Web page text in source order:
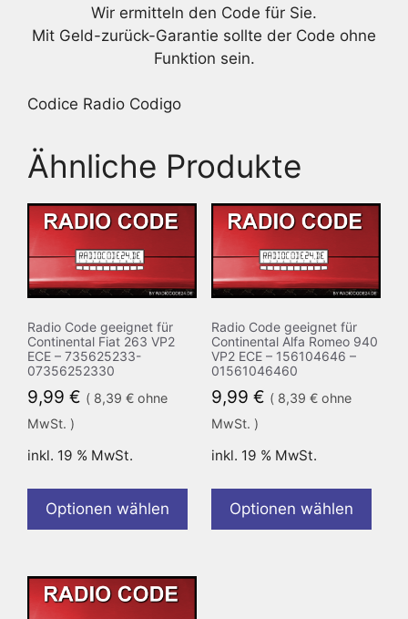
Wir ermitteln den Code für Sie.
Mit Geld-zurück-Garantie sollte der Code ohne
Funktion sein.
Codice Radio Codigo
Ähnliche Produkte
Radio Code geeignet für
Continental Fiat 263 VP2
ECE – 735625233-
07356252330
9,99 € ( 8,39 € ohne
MwSt. )
inkl. 19 % MwSt.
Optionen wählen
Radio Code geeignet für
Continental Alfa Romeo 940
VP2 ECE – 156104646 –
01561046460
9,99 € ( 8,39 €ohne
MwSt. )
inkl. 19 % MwSt.
Optionen wählen